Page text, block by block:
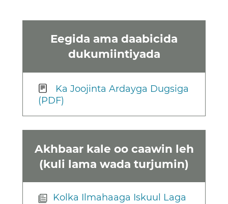
Eegida ama daabicida
dukumiintiyada
Ka Joojinta Ardayga Dugsiga
(PDF)
Akhbaar kale oo caawin leh
(kuli lama wada turjumin)
Kolka Ilmahaaga Iskuul Laga